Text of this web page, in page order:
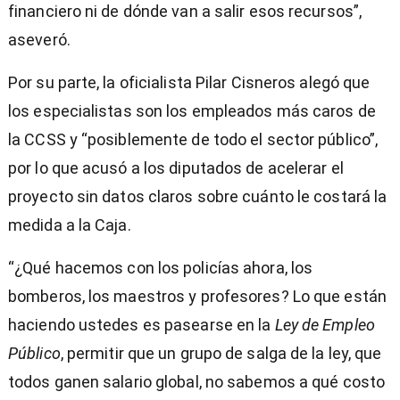
financiero ni de dónde van a salir esos recursos”,
aseveró.
Por su parte, la oficialista Pilar Cisneros alegó que
los especialistas son los empleados más caros de
la CCSS y “posiblemente de todo el sector público”,
por lo que acusó a los diputados de acelerar el
proyecto sin datos claros sobre cuánto le costará la
medida a la Caja.
“¿Qué hacemos con los policías ahora, los
bomberos, los maestros y profesores? Lo que están
haciendo ustedes es pasearse en la Ley de Empleo
Público, permitir que un grupo de salga de la ley, que
todos ganen salario global, no sabemos a qué costo